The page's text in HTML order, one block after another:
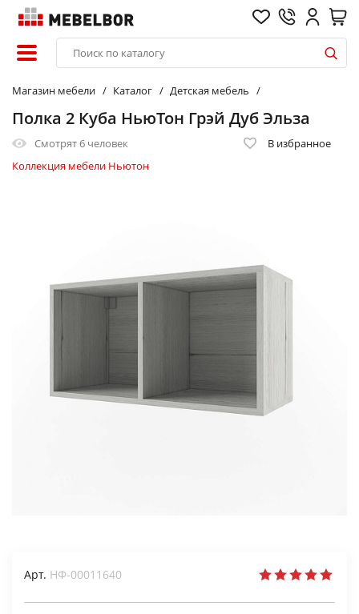
Магазин мебели Каталог Детская мебель
Полка 2 Куба НьюТон Грэй Дуб Эльза
Смотрят6 человек
В избранное
Коллекция мебели Ньютон
Арт. НФ-00011640